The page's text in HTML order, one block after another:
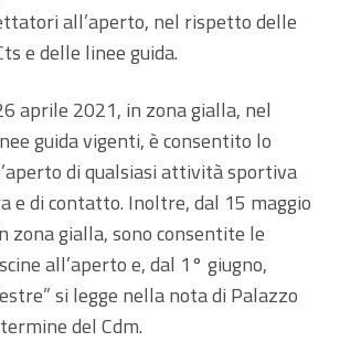
all’aperto, nel rispetto delle
e delle linee guida.
aprile 2021, in zona gialla, nel
guida vigenti, è consentito lo
di qualsiasi attività sportiva
e di contatto. Inoltre, dal 15 maggio
zona gialla, sono consentite le
all’aperto e, dal 1° giugno,
si legge nella nota di Palazzo
del Cdm.